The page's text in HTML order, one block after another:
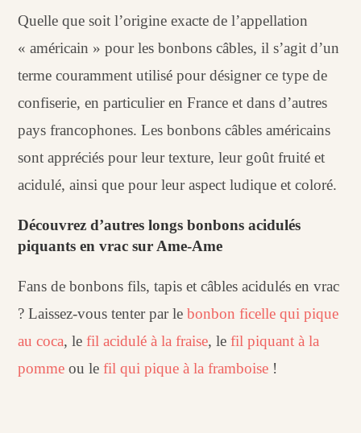
Quelle que soit l’origine exacte de l’appellation
« américain » pour les bonbons câbles, il s’agit d’un
terme couramment utilisé pour désigner ce type de
confiserie, en particulier en France et dans d’autres
pays francophones. Les bonbons câbles américains
sont appréciés pour leur texture, leur goût fruité et
acidulé, ainsi que pour leur aspect ludique et coloré.
Découvrez d’autres longs bonbons acidulés
piquants en vrac sur Ame-Ame
Fans de bonbons fils, tapis et câbles acidulés en vrac
? Laissez-vous tenter par lebonbon ficelle qui pique
au coca, lefil acidulé à la fraise, lefil piquant à la
pomme ou lefil qui pique à la framboise !